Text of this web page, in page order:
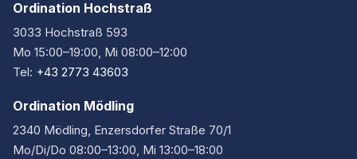
Ordination Hochstraß
3033 Hochstraß 593
Mo 15:00–19:00, Mi 08:00–12:00
Tel: +43 2773 43603
Ordination Mödling
2340 Mödling, Enzersdorfer Straße 70/1
Mo/Di/Do 08:00–13:00, Mi 13:00–18:00